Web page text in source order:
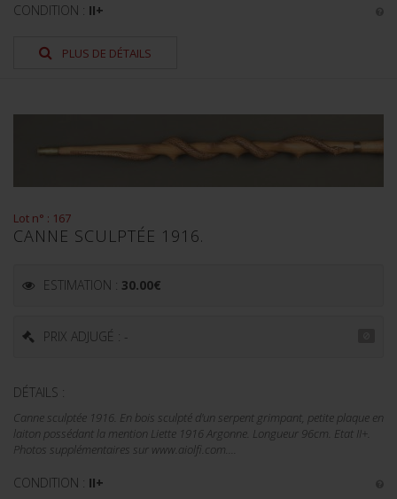
CONDITION : II+
PLUS DE DÉTAILS
Lot n° : 167
CANNE SCULPTÉE 1916.
ESTIMATION : 30.00€
PRIX ADJUGÉ : -
DÉTAILS :
Canne sculptée 1916. En bois sculpté d'un serpent grimpant, petite plaque en
laiton possédant la mention Liette 1916 Argonne. Longueur 96cm. Etat II+.
Photos supplémentaires sur www.aiolfi.com....
CONDITION : II+